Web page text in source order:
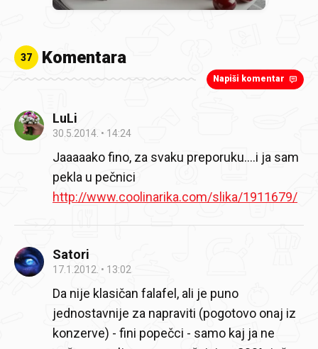
37 Komentara
Napiši komentar
LuLi
30.5.2014. 14:24
Jaaaaako fino, za svaku preporuku....i ja sam
pekla u pečnici
http://www.coolinarika.com/slika/1911679/
Satori
17.1.2012. 13:02
Da nije klasičan falafel, ali je puno
jednostavnije za napraviti (pogotovo onaj iz
konzerve) - fini popečci - samo kaj ja ne